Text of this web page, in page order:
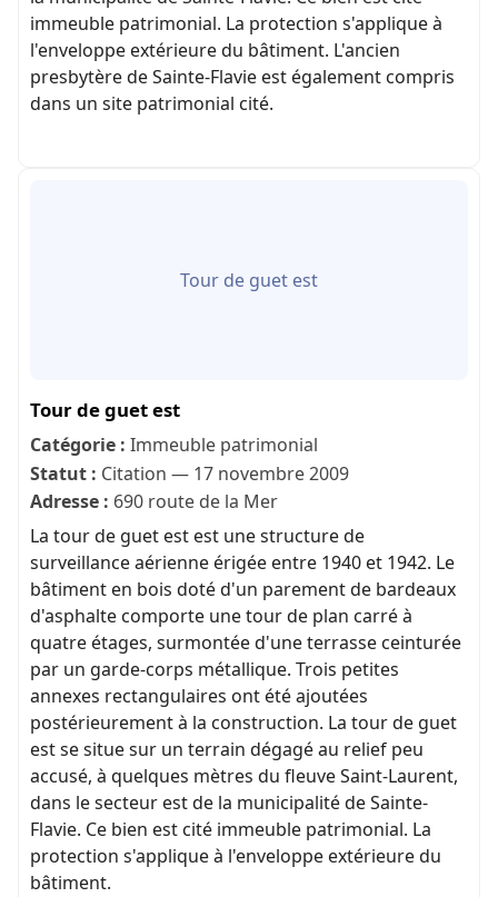
immeuble patrimonial. La protection s'applique à
l'enveloppe extérieure du bâtiment. L'ancien
presbytère de Sainte-Flavie est également compris
dans un site patrimonial cité.
Tour de guet est
Tour de guet est
Catégorie : Immeuble patrimonial
Statut : Citation — 17 novembre 2009
Adresse : 690 route de la Mer
La tour de guet est est une structure de
surveillance aérienne érigée entre 1940 et 1942. Le
bâtiment en bois doté d'un parement de bardeaux
d'asphalte comporte une tour de plan carré à
quatre étages, surmontée d'une terrasse ceinturée
par un garde-corps métallique. Trois petites
annexes rectangulaires ont été ajoutées
postérieurement à la construction. La tour de guet
est se situe sur un terrain dégagé au relief peu
accusé, à quelques mètres du fleuve Saint-Laurent,
dans le secteur est de la municipalité de Sainte-
Flavie. Ce bien est cité immeuble patrimonial. La
protection s'applique à l'enveloppe extérieure du
bâtiment.